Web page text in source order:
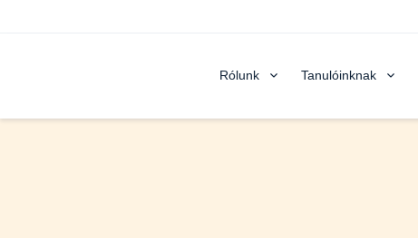
Rólunk Tanulóinknak